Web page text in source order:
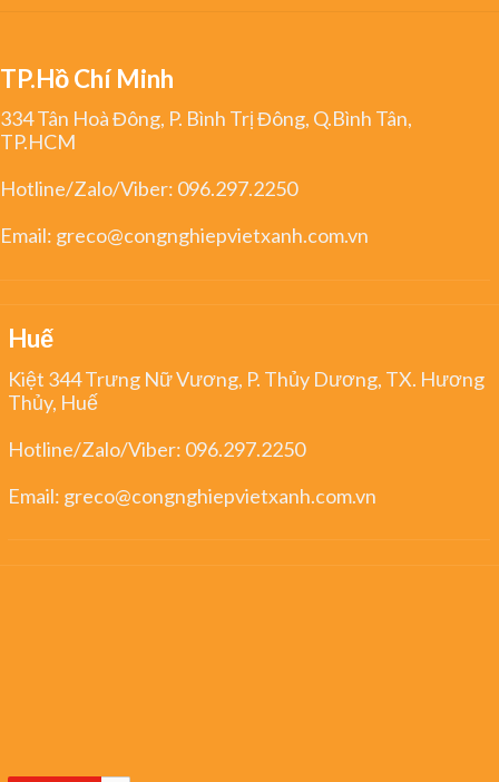
TP.Hồ Chí Minh
334 Tân Hoà Đông, P. Bình Trị Đông, Q.Bình Tân,
TP.HCM
Hotline/Zalo/Viber: 096.297.2250
Email: greco@congnghiepvietxanh.com.vn
Huế
Kiệt 344 Trưng Nữ Vương, P. Thủy Dương, TX. Hương
Thủy, Huế
Hotline/Zalo/Viber: 096.297.2250
Email: greco@congnghiepvietxanh.com.vn